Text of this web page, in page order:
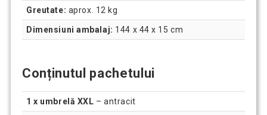
Greutate: aprox. 12 kg
Dimensiuni ambalaj: 144 x 44 x 15 cm
Conținutul pachetului
1 x umbrelă XXL – antracit